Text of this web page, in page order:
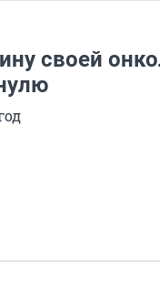
своей